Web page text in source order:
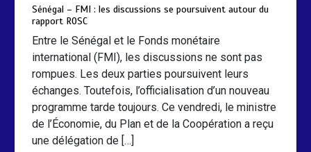
Sénégal – FMI : les discussions se poursuivent autour du
rapport ROSC
Entre le Sénégal et le Fonds monétaire
international (FMI), les discussions ne sont pas
rompues. Les deux parties poursuivent leurs
échanges. Toutefois, l’officialisation d’un nouveau
programme tarde toujours. Ce vendredi, le ministre
de l’Économie, du Plan et de la Coopération a reçu
une délégation de […]